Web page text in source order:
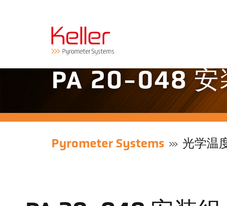
PA 20-048 安
Pyrometer Systems 光学温